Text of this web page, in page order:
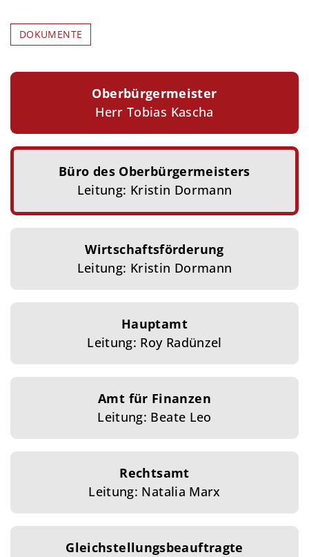
DOKUMENTE
Oberbürgermeister
Herr Tobias Kascha
Büro des Oberbürgermeisters
Leitung: Kristin Dormann
Wirtschaftsförderung
Leitung: Kristin Dormann
Hauptamt
Leitung: Roy Radünzel
Amt für Finanzen
Leitung: Beate Leo
Rechtsamt
Leitung: Natalia Marx
Gleichstellungsbeauftragte